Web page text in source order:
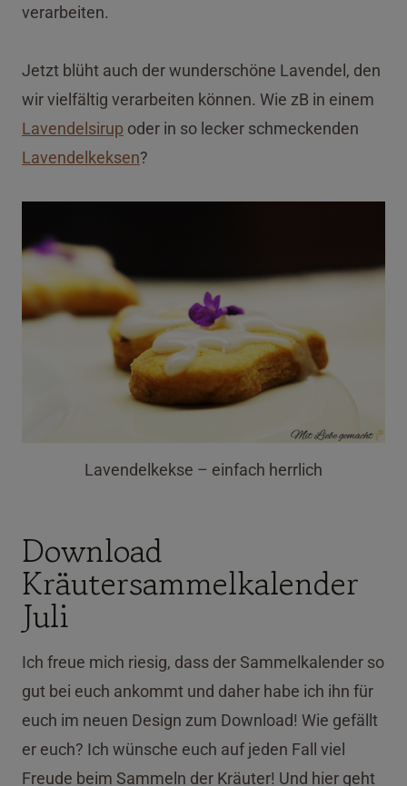
verarbeiten.
Jetzt blüht auch der wunderschöne Lavendel, den
wir vielfältig verarbeiten können. Wie zB in einem
Lavendelsirup oder in so lecker schmeckenden
Lavendelkeksen?
Lavendelkekse – einfach herrlich
Download
Kräutersammelkalender
Juli
Ich freue mich riesig, dass der Sammelkalender so
gut bei euch ankommt und daher habe ich ihn für
euch im neuen Design zum Download! Wie gefällt
er euch? Ich wünsche euch auf jeden Fall viel
Freude beim Sammeln der Kräuter! Und hier geht